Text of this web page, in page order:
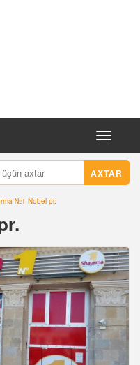
Toggle
AXTAR
№1 Nobel pr.